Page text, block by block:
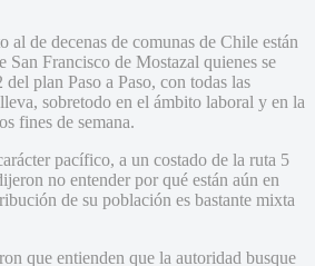
de decenas de comunas de Chile están
San Francisco de Mostazal quienes se
del plan Paso a Paso, con todas las
sobretodo en el ámbito laboral y en la
fines de semana.
pacífico, a un costado de la ruta 5
no entender por qué están aún en
de su población es bastante mixta
que entienden que la autoridad busque